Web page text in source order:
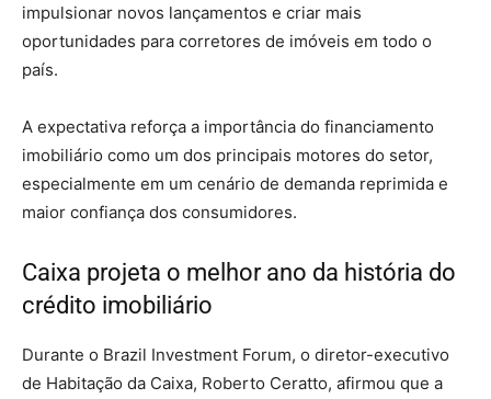
impulsionar novos lançamentos e criar mais
oportunidades para corretores de imóveis em todo o
país.
A expectativa reforça a importância do financiamento
imobiliário como um dos principais motores do setor,
especialmente em um cenário de demanda reprimida e
maior confiança dos consumidores.
Caixa projeta o melhor ano da história do
crédito imobiliário
Durante o Brazil Investment Forum, o diretor-executivo
de Habitação da Caixa, Roberto Ceratto, afirmou que a